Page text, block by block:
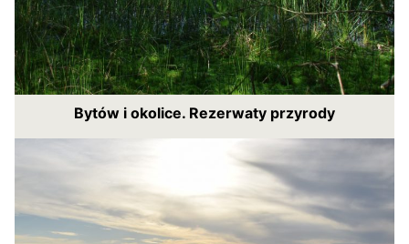
Bytów i okolice. Rezerwaty przyrody